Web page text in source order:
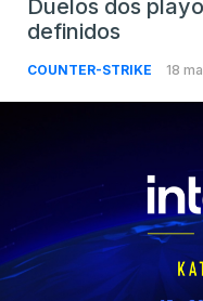
Duelos dos
definidos
COUNTER-STRIKE 18